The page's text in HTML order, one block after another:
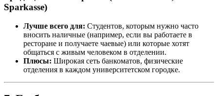
Sparkasse)
Лучше всего для: Студентов, которым нужно часто
вносить наличные (например, если вы работаете в
ресторане и получаете чаевые) или которые хотят
общаться с живым человеком в отделении.
Плюсы: Широкая сеть банкоматов, физические
отделения в каждом университетском городке.